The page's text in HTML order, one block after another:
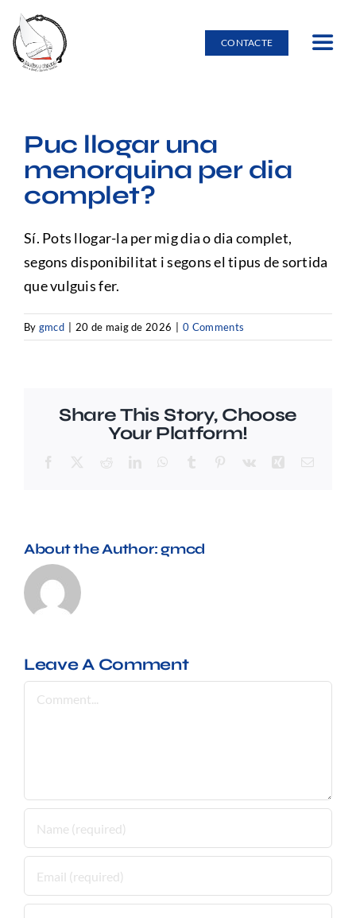
Skip
to
content
CONTACTE
Toggle
Lloguer d’embarcacions
Burricleta
Entorn natural
Escola nàutica
Puc llogar una
menorquina per dia
complet?
Sí. Pots llogar-la per mig dia o dia complet,
segons disponibilitat i segons el tipus de sortida
que vulguis fer.
By gmcd | 20 de maig de 2026 | 0 Comments
Share This Story, Choose
Your Platform!
Facebook RedditLinkedInWhatsApp
Tumblr Pinterest
Vk XingEmail
About the Author:gmcd
Leave A Comment
Comment